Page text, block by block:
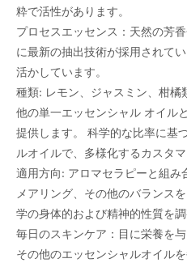
粋で活性があります。
プロセスエッセンス：天然の芳
に最新の抽出技術が採用されて
活かしています。
種類: レモン、ジャスミン、柑
他の単一エッセンシャル オイル
提供します。 科学的な比率に基
ルオイルで、多様化するカスタ
適用方向: アロマセラピーと組み
メアリング、その他のバランス
学の身体的および精神的性質を調
毎日のスキンケア：目に栄養を
その他のエッセンシャルオイル